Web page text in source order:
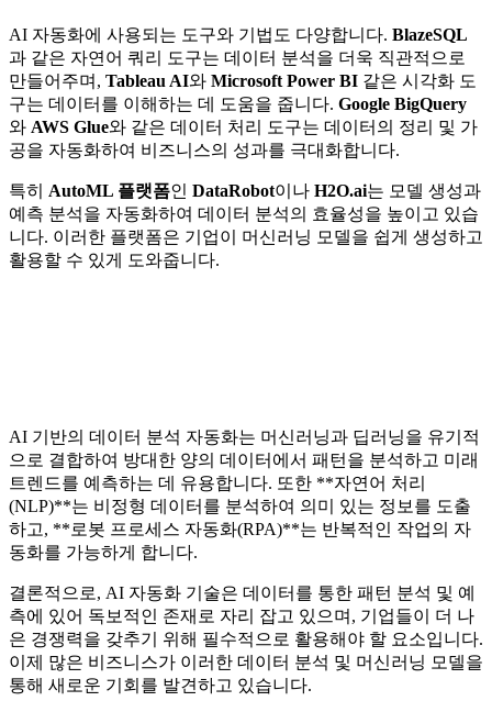
AI 자동화에 사용되는 도구와 기법도 다양합니다. BlazeSQL
과 같은 자연어 쿼리 도구는 데이터 분석을 더욱 직관적으로
만들어주며, Tableau AI와 Microsoft Power BI 같은 시각화 도
구는 데이터를 이해하는 데 도움을 줍니다. Google BigQuery
와 AWS Glue와 같은 데이터 처리 도구는 데이터의 정리 및 가
공을 자동화하여 비즈니스의 성과를 극대화합니다.
특히 AutoML 플랫폼인 DataRobot이나 H2O.ai는 모델 생성과
예측 분석을 자동화하여 데이터 분석의 효율성을 높이고 있습
니다. 이러한 플랫폼은 기업이 머신러닝 모델을 쉽게 생성하고
활용할 수 있게 도와줍니다.
AI 기반의 데이터 분석 자동화는 머신러닝과 딥러닝을 유기적
으로 결합하여 방대한 양의 데이터에서 패턴을 분석하고 미래
트렌드를 예측하는 데 유용합니다. 또한 **자연어 처리
(NLP)**는 비정형 데이터를 분석하여 의미 있는 정보를 도출
하고, **로봇 프로세스 자동화(RPA)**는 반복적인 작업의 자
동화를 가능하게 합니다.
결론적으로, AI 자동화 기술은 데이터를 통한 패턴 분석 및 예
측에 있어 독보적인 존재로 자리 잡고 있으며, 기업들이 더 나
은 경쟁력을 갖추기 위해 필수적으로 활용해야 할 요소입니다.
이제 많은 비즈니스가 이러한 데이터 분석 및 머신러닝 모델을
통해 새로운 기회를 발견하고 있습니다.